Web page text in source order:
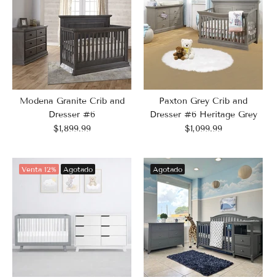
Modena Granite Crib and
Dresser #6
$1,899.99
Paxton Grey Crib and
Dresser #6 Heritage Grey
$1,099.99
Venta 12% Agotado Agotado